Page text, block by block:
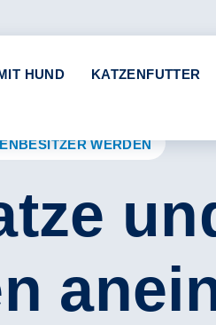
HUND KATZENFUTTER
WERDEN